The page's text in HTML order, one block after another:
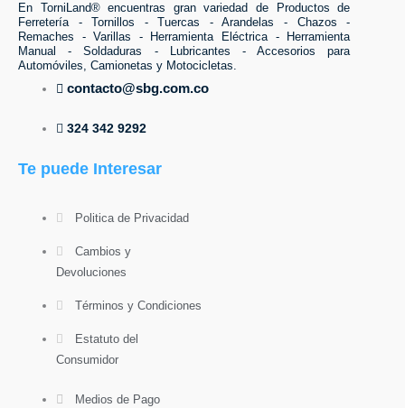
En TorniLand® encuentras gran variedad de Productos de
Ferretería - Tornillos - Tuercas - Arandelas - Chazos -
Remaches - Varillas - Herramienta Eléctrica - Herramienta
Manual - Soldaduras - Lubricantes - Accesorios para
Automóviles, Camionetas y Motocicletas.
contacto@sbg.com.co
324 342 9292
Te puede Interesar
Politica de Privacidad
Cambios y
Devoluciones
Términos y Condiciones
Estatuto del
Consumidor
Medios de Pago